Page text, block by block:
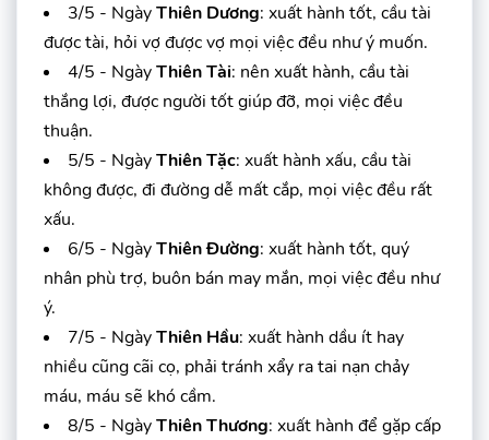
3/5 - NgàyThiên Dương: xuất hành tốt, cầu tài
được tài, hỏi vợ được vợ mọi việc đều như ý muốn.
4/5 - NgàyThiên Tài: nên xuất hành, cầu tài
thắng lợi, được người tốt giúp đỡ, mọi việc đều
thuận.
5/5 - NgàyThiên Tặc: xuất hành xấu, cầu tài
không được, đi đường dễ mất cắp, mọi việc đều rất
xấu.
6/5 - NgàyThiên Đường: xuất hành tốt, quý
nhân phù trợ, buôn bán may mắn, mọi việc đều như
ý.
7/5 - NgàyThiên Hầu: xuất hành dầu ít hay
nhiều cũng cãi cọ, phải tránh xẩy ra tai nạn chảy
máu, máu sẽ khó cầm.
8/5 - NgàyThiên Thương: xuất hành để gặp cấp